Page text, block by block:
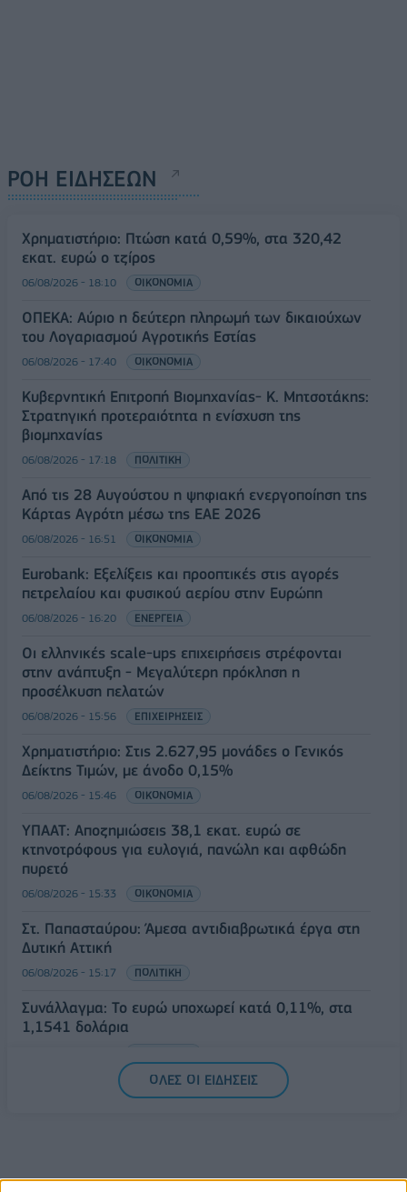
ΡΟΗ ΕΙΔΗΣΕΩΝ
Χρηματιστήριο: Πτώση κατά 0,59%, στα 320,42
εκατ. ευρώ ο τζίρος
06/08/2026 - 18:10 ΟΙΚΟΝΟΜΙΑ
ΟΠΕΚΑ: Αύριο η δεύτερη πληρωμή των δικαιούχων
του Λογαριασμού Αγροτικής Εστίας
06/08/2026 - 17:40 ΟΙΚΟΝΟΜΙΑ
Κυβερνητική Επιτροπή Βιομηχανίας- Κ. Μητσοτάκης:
Στρατηγική προτεραιότητα η ενίσχυση της
βιομηχανίας
06/08/2026 - 17:18 ΠΟΛΙΤΙΚΗ
Από τις 28 Αυγούστου η ψηφιακή ενεργοποίηση της
Κάρτας Αγρότη μέσω της ΕΑΕ 2026
06/08/2026 - 16:51 ΟΙΚΟΝΟΜΙΑ
Eurobank: Εξελίξεις και προοπτικές στις αγορές
πετρελαίου και φυσικού αερίου στην Ευρώπη
06/08/2026 - 16:20 ΕΝΕΡΓΕΙΑ
Οι ελληνικές scale-ups επιχειρήσεις στρέφονται
στην ανάπτυξη - Μεγαλύτερη πρόκληση η
προσέλκυση πελατών
06/08/2026 - 15:56 ΕΠΙΧΕΙΡΗΣΕΙΣ
Χρηματιστήριο: Στις 2.627,95 μονάδες ο Γενικός
Δείκτης Τιμών, με άνοδο 0,15%
06/08/2026 - 15:46 ΟΙΚΟΝΟΜΙΑ
ΥΠΑΑΤ: Αποζημιώσεις 38,1 εκατ. ευρώ σε
κτηνοτρόφους για ευλογιά, πανώλη και αφθώδη
πυρετό
06/08/2026 - 15:33 ΟΙΚΟΝΟΜΙΑ
Στ. Παπασταύρου: Άμεσα αντιδιαβρωτικά έργα στη
Δυτική Αττική
06/08/2026 - 15:17 ΠΟΛΙΤΙΚΗ
Συνάλλαγμα: Το ευρώ υποχωρεί κατά 0,11%, στα
1,1541 δολάρια
ΟΛΕΣ ΟΙ ΕΙΔΗΣΕΙΣ